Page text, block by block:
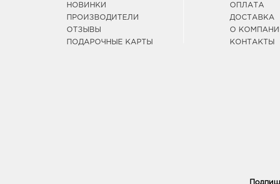
НОВИНКИ
ПРОИЗВОДИТЕЛИ
ОТЗЫВЫ
ПОДАРОЧНЫЕ КАРТЫ
ОПЛАТА
ДОСТАВКА
О
КОНТАКТЫ